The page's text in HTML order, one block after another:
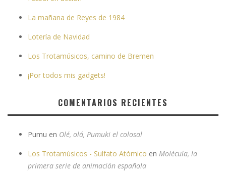
La mañana de Reyes de 1984
Lotería de Navidad
Los Trotamúsicos, camino de Bremen
¡Por todos mis gadgets!
COMENTARIOS RECIENTES
Pumu en Olé, olá, Pumuki el colosal
Los Trotamúsicos - Sulfato Atómico en Molécula, la
primera serie de animación española